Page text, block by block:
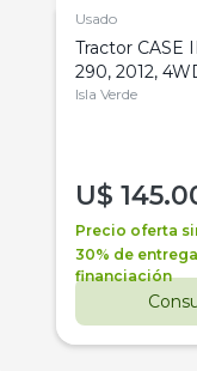
Usado
Tractor CASE
290, 2012,
Isla Verde
U$
Precio oferta
30% de
financiación